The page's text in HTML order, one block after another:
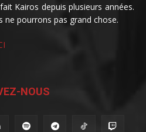
Kairos depuis plusieurs années.
pourrons pas grand chose.
NOUS